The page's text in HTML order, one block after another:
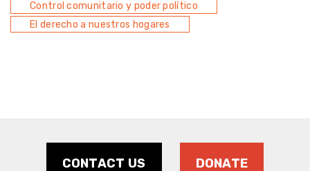
Control comunitario y poder político
El derecho a nuestros hogares
CONTACT US DONATE